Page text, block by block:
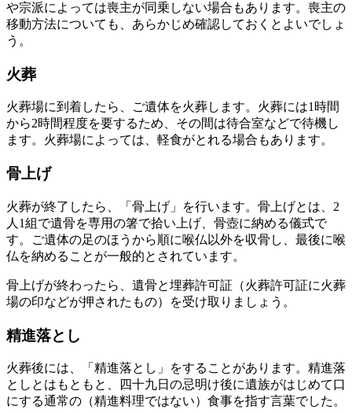
や宗派によっては喪主が同乗しない場合もあります。喪主の
移動方法についても、あらかじめ確認しておくとよいでしょ
う。
火葬
火葬場に到着したら、ご遺体を火葬します。火葬には1時間
から2時間程度を要するため、その間は待合室などで待機し
ます。火葬場によっては、軽食がとれる場合もあります。
骨上げ
火葬が終了したら、「骨上げ」を行います。骨上げとは、2
人1組で遺骨を専用の箸で拾い上げ、骨壺に納める儀式で
す。ご遺体の足のほうから順に喉仏以外を収骨し、最後に喉
仏を納めることが一般的とされています。
骨上げが終わったら、遺骨と埋葬許可証（火葬許可証に火葬
場の印などが押されたもの）を受け取りましょう。
精進落とし
火葬後には、「精進落とし」をすることがあります。精進落
としとはもともと、四十九日の忌明け後に遺族がはじめて口
にする通常の（精進料理ではない）食事を指す言葉でした。